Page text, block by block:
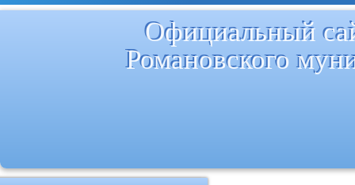
Официальный
Романовского